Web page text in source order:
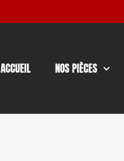
ACCUEIL NOS PIÈCES